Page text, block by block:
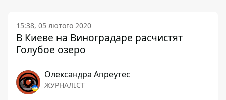
15:38, 05 лютого 2020
В Киеве на Виноградаре расчистят
Голубое озеро
Олександра Апреутес
ЖУРНАЛІСТ